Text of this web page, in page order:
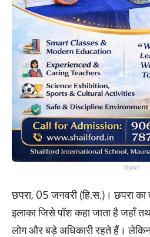
विज्ञापन
छपरा, 05 जनवरी (हि.स.)। छपरा का
इलाका जिसे पॉश कहा जाता है जहाँ
लोग और बड़े अधिकारी रहते हैं।